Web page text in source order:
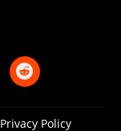
Privacy Policy